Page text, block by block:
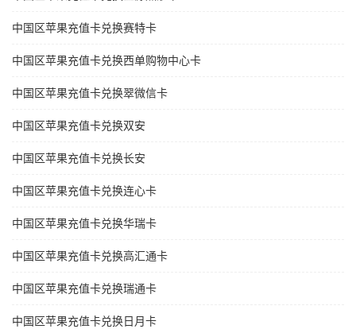
中国区苹果充值卡兑换赛特卡
中国区苹果充值卡兑换西单购物中心卡
中国区苹果充值卡兑换翠微信卡
中国区苹果充值卡兑换双安
中国区苹果充值卡兑换长安
中国区苹果充值卡兑换连心卡
中国区苹果充值卡兑换华瑞卡
中国区苹果充值卡兑换高汇通卡
中国区苹果充值卡兑换瑞通卡
中国区苹果充值卡兑换日月卡